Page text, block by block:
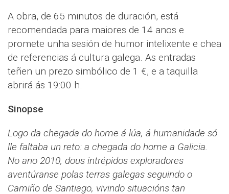
A obra, de 65 minutos de duración, está
recomendada para maiores de 14 anos e
promete unha sesión de humor intelixente e chea
de referencias á cultura galega. As entradas
teñen un prezo simbólico de 1 €, e a taquilla
abrirá ás 19:00 h.
Sinopse
Logo da chegada do home á lúa, á humanidade só
lle faltaba un reto: a chegada do home a Galicia.
No ano 2010, dous intrépidos exploradores
aventúranse polas terras galegas seguindo o
Camiño de Santiago, vivindo situacións tan